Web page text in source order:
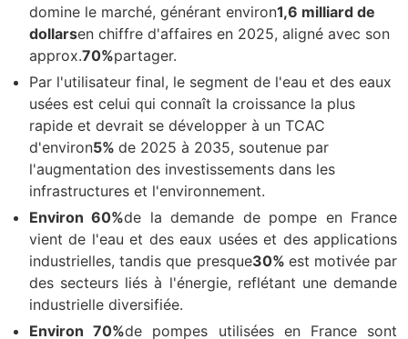
domine le marché, générant environ1,6 milliard de
dollarsen chiffre d'affaires en 2025, aligné avec son
approx.70%partager.
Par l'utilisateur final, le segment de l'eau et des eaux
usées est celui qui connaît la croissance la plus
rapide et devrait se développer à un TCAC
d'environ5% de 2025 à 2035, soutenue par
l'augmentation des investissements dans les
infrastructures et l'environnement.
Environ 60%de la demande de pompe en France
vient de l'eau et des eaux usées et des applications
industrielles, tandis que presque30% est motivée par
des secteurs liés à l'énergie, reflétant une demande
industrielle diversifiée.
Environ 70%de pompes utilisées en France sont